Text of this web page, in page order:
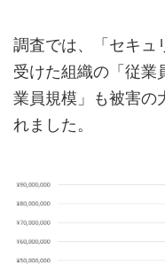
調査では、「セキュ
受けた組織の「従業
業員規模」も被害の
れました。